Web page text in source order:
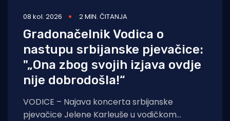
08 kol. 2026 2 MIN. ČITANJA
Gradonačelnik Vodica o
nastupu srbijanske pjevačice:
"„Ona zbog svojih izjava ovdje
nije dobrodošla!“
VODICE – Najava koncerta srbijanske
pjevačice Jelene Karleuše u vodičkom